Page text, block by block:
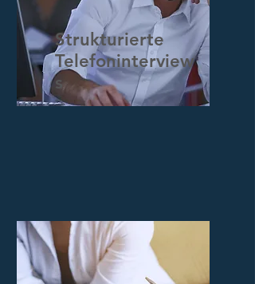
Strukturierte
Telefoninterview
s